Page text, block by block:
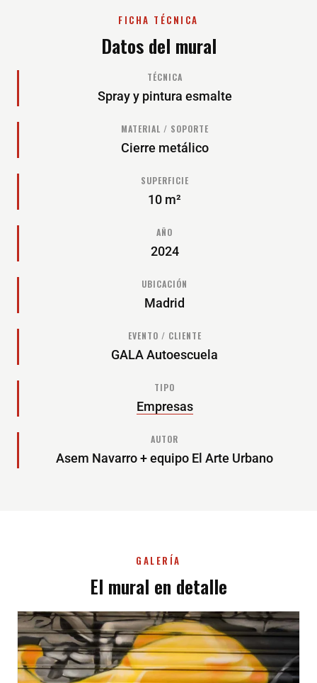
FICHA TÉCNICA
Datos del mural
TÉCNICA
Spray y pintura esmalte
MATERIAL / SOPORTE
Cierre metálico
SUPERFICIE
10 m²
AÑO
2024
UBICACIÓN
Madrid
EVENTO / CLIENTE
GALA Autoescuela
TIPO
Empresas
AUTOR
Asem Navarro + equipo El Arte Urbano
GALERÍA
El mural en detalle